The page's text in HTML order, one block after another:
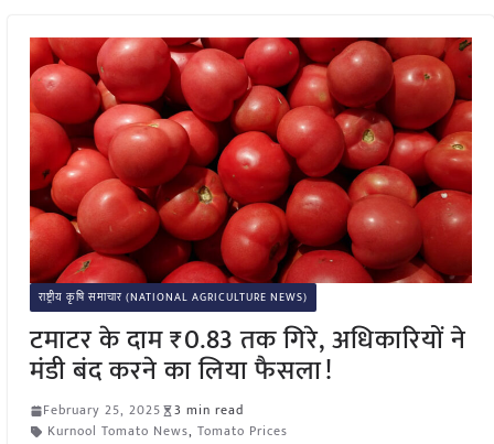
राष्ट्रीय कृषि समाचार (NATIONAL AGRICULTURE NEWS)
टमाटर के दाम ₹0.83 तक गिरे, अधिकारियों ने
मंडी बंद करने का लिया फैसला!
February 25, 2025
3 min read
Kurnool Tomato News, Tomato Prices